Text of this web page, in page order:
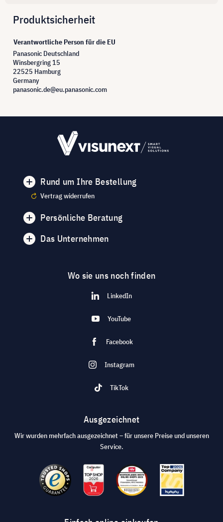
Produktsicherheit
Verantwortliche Person für die EU
Panasonic Deutschland
Winsbergring 15
22525 Hamburg
Germany
panasonic.de@eu.panasonic.com
Rund um Ihre Bestellung
Vertrag widerrufen
Persönliche Beratung
Das Unternehmen
Wo sie uns noch finden
LinkedIn
YouTube
Facebook
Instagram
TikTok
Ausgezeichnet
Wir wurden mehrfach ausgezeichnet – für unsere Preise und unseren
Service.